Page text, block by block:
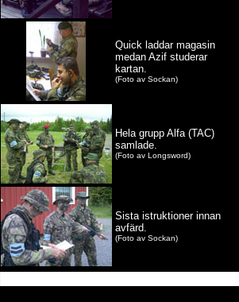
Quick laddar magasin
medan Azif studerar
kartan.
(Foto av Sockan)
Hela grupp Alfa (TAC)
samlade.
(Foto av Longsword)
Sista istruktioner innan
avfärd.
(Foto av Sockan)